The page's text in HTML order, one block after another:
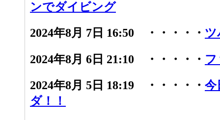
ンでダイビング
2024年8月 7日 16:50 ・・・・・ ツ
2024年8月 6日 21:10 ・・・・・ フ
2024年8月 5日 18:19 ・・・・・ 今
ダ！！